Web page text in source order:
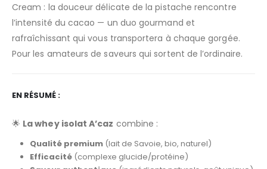
Cream : la douceur délicate de la pistache rencontre
l’intensité du cacao — un duo gourmand et
rafraîchissant qui vous transportera à chaque gorgée.
Pour les amateurs de saveurs qui sortent de l’ordinaire.
EN RÉSUMÉ :
🌟 La whey isolat A’caz combine :
Qualité premium(lait de Savoie, bio, naturel)
Efficacité(complexe glucide/protéine)